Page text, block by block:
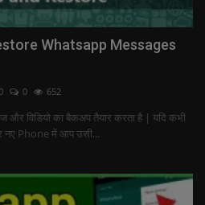
Whatsapp Messages
0 652
विडियो का बैकअप तैयार करता है | यदि कभी
नए Phone में आप उसी...